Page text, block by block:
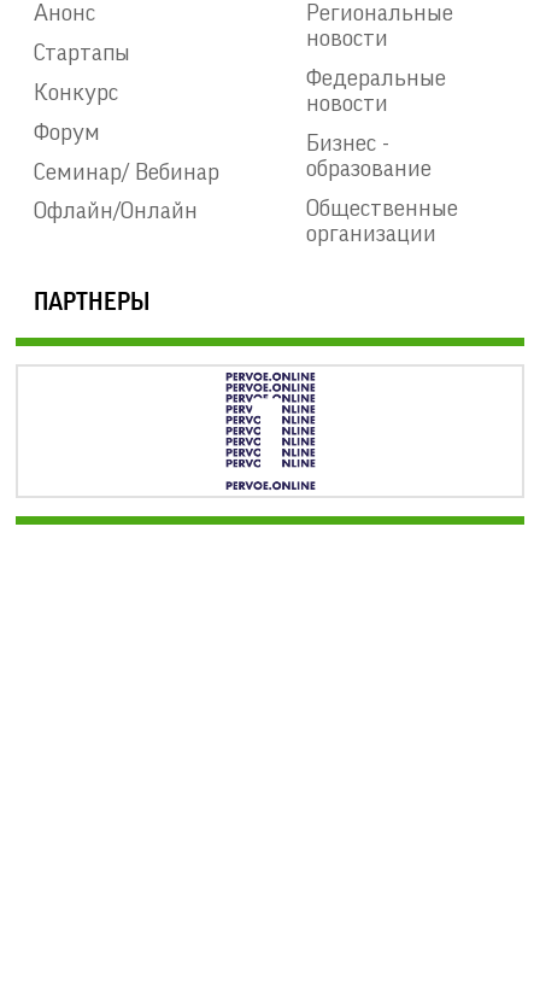
Анонс
Стартапы
Конкурс
Форум
Семинар/ Вебинар
Офлайн/Онлайн
Региональные
новости
Федеральные
новости
Бизнес -
образование
Общественные
организации
ПАРТНЕРЫ